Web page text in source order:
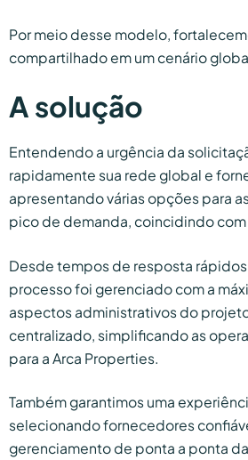
Por meio desse modelo,
compartilhado em um cenário
A solução
Entendendo a urgência da
rapidamente sua rede global e
apresentando várias opções para
pico de demanda, coincidindo com
Desde tempos de resposta
processo foi gerenciado com a
aspectos administrativos do
centralizado, simplificando as
para a Arca Properties.
Também garantimos uma
selecionando fornecedores
gerenciamento de ponta a ponta